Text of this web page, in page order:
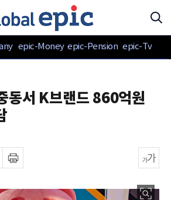
epic-Money epic-Pension epic-Tv
동서 K브랜드 860억원